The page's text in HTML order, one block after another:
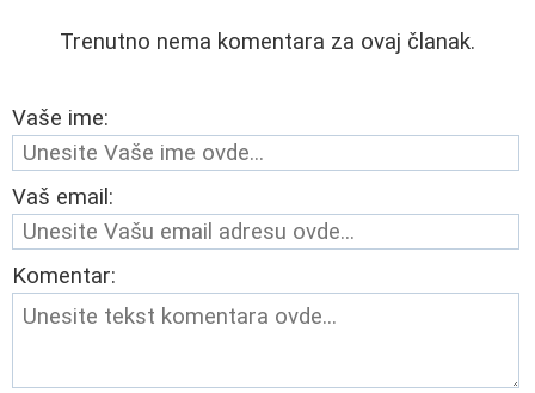
Trenutno nema komentara za ovaj članak.
Vaše ime:
Vaš email:
Komentar: